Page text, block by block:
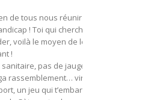
de tous nous réunir
! Toi qui cherches
voilà le moyen de le
!
pas de jauge…
rassemblement… virtuel,
un jeu qui t’embarquera